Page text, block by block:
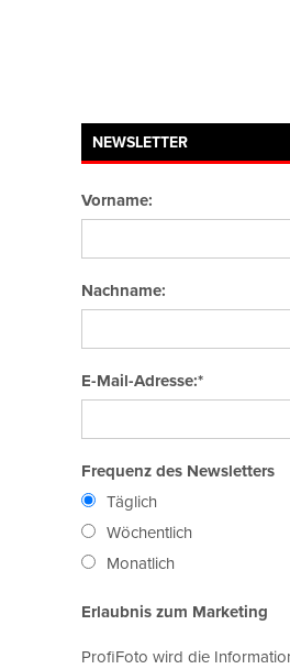
NEWSLETTER
Vorname:
Nachname:
E-Mail-Adresse:*
Frequenz des Newsletters
Täglich
Wöchentlich
Monatlich
Erlaubnis zum Marketing
ProfiFoto wird die